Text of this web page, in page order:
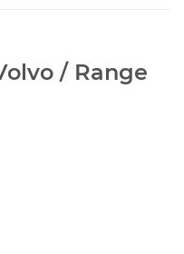
/ Range